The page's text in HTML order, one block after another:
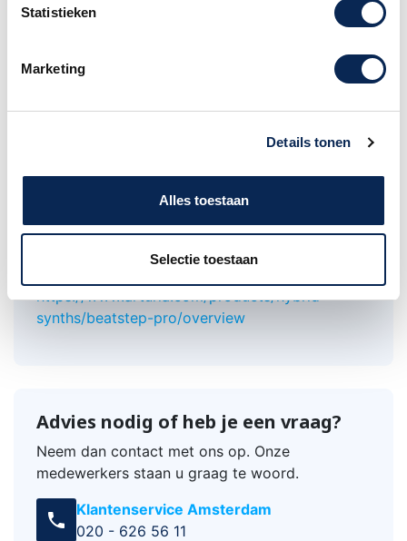
Statistieken
Marketing
Details tonen
Alles toestaan
Selectie toestaan
Transportknoppen
USB-poort
Clock input en output 3,5 mm mini-jack
Inclusief MIDI adapter
https://www.arturia.com/products/hybrid-
synths/beatstep-pro/overview
Advies nodig of heb je een vraag?
Neem dan contact met ons op. Onze
medewerkers staan u graag te woord.
call
Klantenservice Amsterdam
020 - 626 56 11